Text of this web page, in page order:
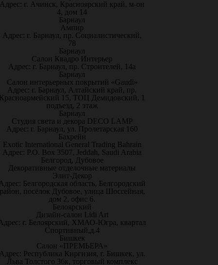
Адрес: г. Ачинск, Красноярский край, м-он
4, дом 14
Барнаул
Ампир
Адрес: г. Барнаул, пр. Социалистический,
78
Барнаул
Салон Квадро Интерьер
Адрес: г. Барнаул, пр. Строителей, 14а
Барнаул
Салон интерьерных покрытий «Gaudi»
Адрес: г. Барнаул, Алтайский край, пр.
15, ТОЦ Демидовский, 1
подъезд, 2 этаж
Барнаул
Студия света и декора DECO LAMP
Адрес: г. Барнаул, ул. Пролетарская 160
Бахрейн
Exotic International General Trading Bahrain
Адрес: P.O. Box 3507, Jeddah, Saudi Arabia
Белгород, Дубовое
Декоративные отделочные материалы
Элит-Декор
Белгородская область, Белгородский
посёлок Дубовое, улица Шоссейная,
дом 2, офис 6.
Белоярский
Дизайн-салон Lidi Art
г. Белоярский, ХМАО-Югра, квартал
Спортивный,д.4
Бишкек
Салон «ПРЕМЬЕРА»
Республика Киргизия, г. Бишкек, ул.
Льва Толстого 36к, торговый комплекс